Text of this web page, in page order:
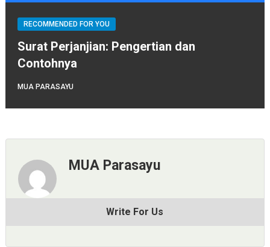
RECOMMENDED FOR YOU
Surat Perjanjian: Pengertian dan
Contohnya
MUA PARASAYU
MUA Parasayu
Write For Us